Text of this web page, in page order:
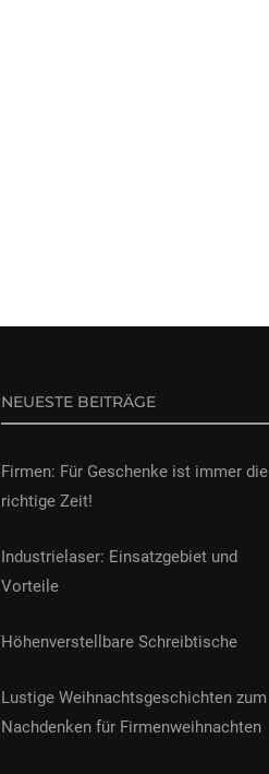
NEUESTE BEITRÄGE
Firmen: Für Geschenke ist immer die
richtige Zeit!
Industrielaser: Einsatzgebiet und
Vorteile
Höhenverstellbare Schreibtische
Lustige Weihnachtsgeschichten zum
Nachdenken für Firmenweihnachten